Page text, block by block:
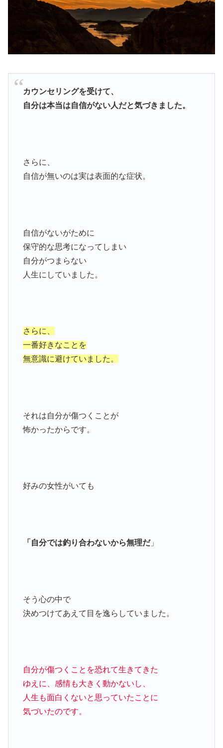
カウンセリングを受けて、
自分は本当は自信がない人だと気づきました。
さらに、
自信が無いのは実は表面的な症状。
自信がないがために
保守的な思考になってしまい
自分がつまらない
人生にしていました。
さらに、
一番好きなことを
無意識に避けていました。
それは自分が傷つくことが
怖かったからです。
好みの女性がいても
「自分では釣り合わないから無理だ」
そう心の中で
決めつけてあえて目を逸らしていました。
自分が傷つくことを恐れて生きてきた
ゆえに、感情も大きく動かないし、
人生も面白くないと思っていたことに
気づいたのです。